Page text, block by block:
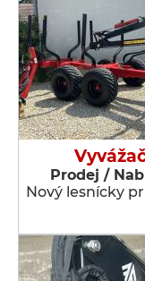
Prodej /
Nový lesnícky